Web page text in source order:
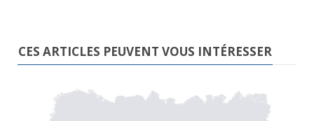
CES ARTICLES PEUVENT VOUS INTÉRESSER